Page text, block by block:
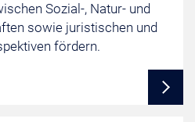
Sozial-, Natur- und
sowie juristischen und
fördern.